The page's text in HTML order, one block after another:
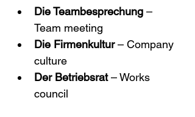
Die Teambesprechung –
Team meeting
Die Firmenkultur – Company
culture
Der Betriebsrat – Works
council